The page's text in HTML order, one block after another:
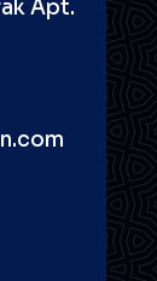
Apt.